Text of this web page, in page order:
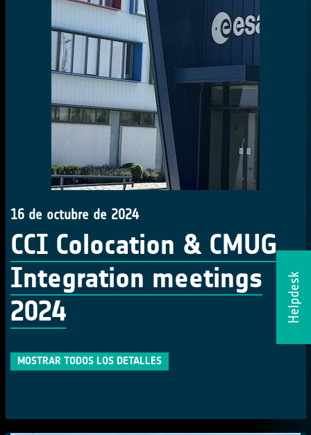
Helpdesk
16 de octubre de 2024
CCI Colocation & CMUG
Integration meetings
2024
MOSTRAR TODOS LOS DETALLES